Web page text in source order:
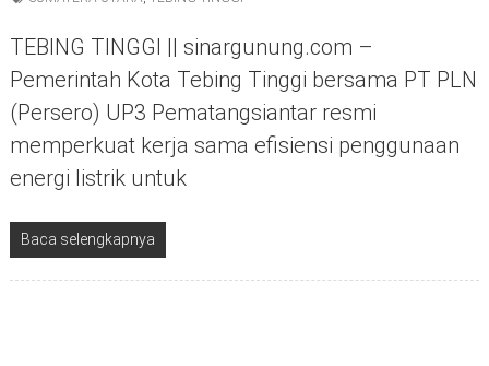
TEBING TINGGI || sinargunung.com –
Pemerintah Kota Tebing Tinggi bersama PT PLN
(Persero) UP3 Pematangsiantar resmi
memperkuat kerja sama efisiensi penggunaan
energi listrik untuk
Baca selengkapnya